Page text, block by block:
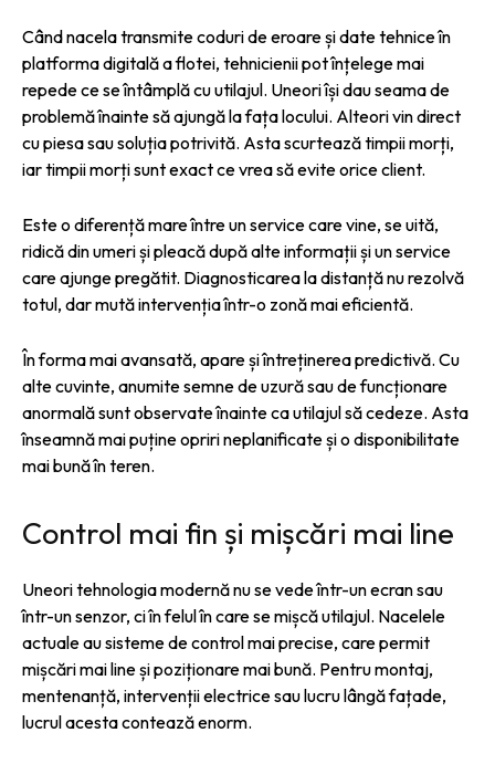
Când nacela transmite coduri de eroare și date tehnice în
platforma digitală a flotei, tehnicienii pot înțelege mai
repede ce se întâmplă cu utilajul. Uneori își dau seama de
problemă înainte să ajungă la fața locului. Alteori vin direct
cu piesa sau soluția potrivită. Asta scurtează timpii morți,
iar timpii morți sunt exact ce vrea să evite orice client.
Este o diferență mare între un service care vine, se uită,
ridică din umeri și pleacă după alte informații și un service
care ajunge pregătit. Diagnosticarea la distanță nu rezolvă
totul, dar mută intervenția într-o zonă mai eficientă.
În forma mai avansată, apare și întreținerea predictivă. Cu
alte cuvinte, anumite semne de uzură sau de funcționare
anormală sunt observate înainte ca utilajul să cedeze. Asta
înseamnă mai puține opriri neplanificate și o disponibilitate
mai bună în teren.
Control mai fin și mișcări mai line
Uneori tehnologia modernă nu se vede într-un ecran sau
într-un senzor, ci în felul în care se mișcă utilajul. Nacelele
actuale au sisteme de control mai precise, care permit
mișcări mai line și poziționare mai bună. Pentru montaj,
mentenanță, intervenții electrice sau lucru lângă fațade,
lucrul acesta contează enorm.